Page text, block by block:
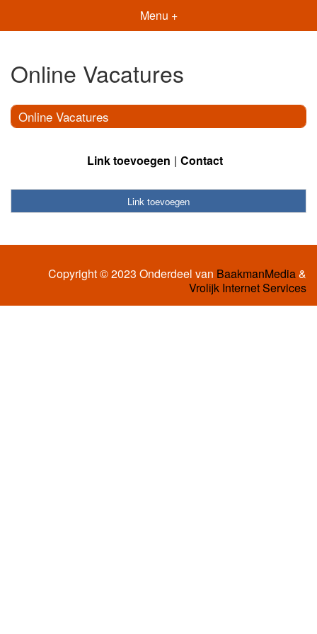
Menu +
Online Vacatures
Online Vacatures
Link toevoegen Contact
Link toevoegen
Copyright © 2023 Onderdeel van BaakmanMedia&
Vrolijk Internet Services